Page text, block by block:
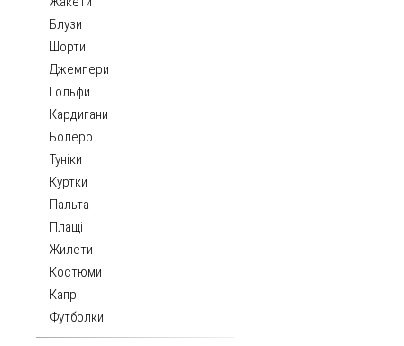
Блузи
Шорти
Джемпери
Гольфи
Кардигани
Болеро
Туніки
Куртки
Пальта
Плащі
Жилети
Костюми
Капрі
Футболки